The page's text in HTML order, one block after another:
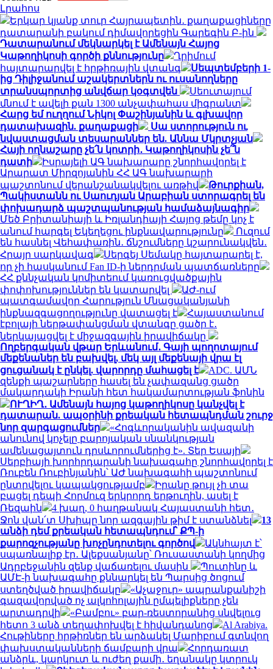
Լրահոս
Երկար կյանք տուր Հայրապետին․ քաղաքացիները
դատարանի բակում դիմավորեցին Գարեգին Բ-ին
Դատարանում մեկնարկել է Ամենայն Հայոց
Կաթողիկոսի գործի քննությունը
Ղրիմում
հայտարարվել է հրթիռային վտանգ
Սեպտեմբերի 1-
ից Դիլիջանում աշակերտներն ու ուսանողները
տրանսպորտից անվճար կօգտվեն
Սեուտայում
մնում է ավելի քան 1300 անչափահաս միգրանտ
Հարց եմ ուղղում Նիկոլ Փաշինյանին և գլխավոր
դատախազին. քաղաքացի
Սա ստորություն ու
նվաստացման տեսարաններ են. Աննա Մկրտչյան
Հայի ողնաշարը չե՛ն կոտրի․ Կաթողիկոսին չե՞ն
դատի
Իսրայելի ԱԳ նախարարը շնորհավորել է
Արարատ Միրզոյանին ՀՀ ԱԳ նախարարի
պաշտոնում վերանշանակվելու առթիվ
Թուրքիան,
Պակիստանն ու Սաուդյան Արաբիան ստորագրել են
փոխադարձ պաշտպանության համաձայնագիր
Մեծ Բրիտանիայի և Իռլանդիայի Հայոց թեմը կոչ է
անում հարգել Եկեղեցու ինքնավարությունը
Ուզում
են հասնել Վեհափառին․ ճնշումները կշարունակվեն․
Հրայր սարկավագ
Սերգեյ Սեմակը հայտարարել է,
որ չի հասկանում Fan ID-ի ներդրման պատճառները
ՀՀ քննչական կոմիտեում կառուցվածքային
փոփոխություններ են կատարվել
ԱԺ-ում
պատգամավոր Հարություն Մնացականյանի
ինքնազգացողությունը վատացել է
Հայաստանում
էբոլայի ներթափանցման վտանգը ցածր է․
ներկայացվել է միջազգային իրավիճակը
Ողբերգական վթար Երևանում․ Գայի պողոտայում
մեքենաներ են բախվել, մեկ այլ մեքենայի վրա էլ
ցուցանակ է ընկել. վարորդը մահացել է
ADC. ԱՄՆ
զենքի պաշարները հասել են չափազանց ցածր
մակարդակի Իրանի հետ հակամարտության ֆոնին
ՈՒՂԻՂ․ Ամենայն հայոց կաթողիկոսը կանչվել է
դատարան. ապօրինի քրեական հետապնդման շուրջ
նոր զարգացումներ
«Հոգևորականին ավազանի
անունով կոչելը բարոյական սնանկության
ամենացայտուն դրսևորումներից է». Տեր Եսայի
Սերբիայի խորհրդարանի նախագահը շնորհավորել է
Ռուբեն Ռուբինյանին՝ ԱԺ նախագահի պաշտոնում
ընտրվելու կապակցությամբ
Իրանը թույլ չի տա
բացել դեպի Հորմուզ երկրորդ երթուղին, ասել է
Ռեզաին
4 խաղ, 0 հաղթանակ Հայաստանի հետ․
Ջոն վան՛տ Սխիպը նոր ազգային թիմ է ստանձնել
13
անձի դեմ քրեական հետապնդում՝ ՔՊ-ի
քարոզչությանը խոչընդոտելու գործով
Ակնհայտ է՝
սպառնալիք էր․ Ալեքսանյանը՝ Ռուսաստանի կողմից
Ադրբեջանին զենք վաճառելու մասին
Պուտինը և
ԱՄԷ-ի նախագահը քննարկել են Պարսից ծոցում
ստեղծված իրավիճակը
«Աչաջուր» ապրանքանիշի
գազավորված ոչ ալկոհոլային ըմպելիքները չեն
արտադրվի
«Բամբու» բար-ռեստորանից սնվելուց
հետո 3 անձ տեղափոխվել է հիվանդանոց
Al Arabiya.
Հութիները հրթիռներ են արձակել Մարիբում գտնվող
փախստականների ճամբարի վրա
Հորդառատ
անձրև, կարկուտ և ուժեղ քամի․ եղանակը կտրուկ